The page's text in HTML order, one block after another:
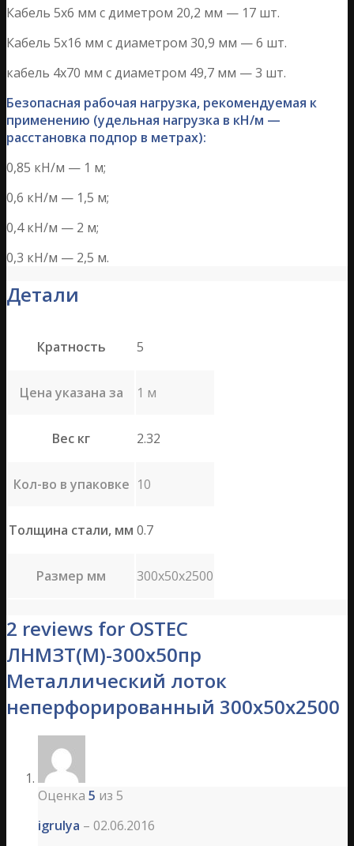
Кабель 5х6 мм с диметром 20,2 мм — 17 шт.
Кабель 5х16 мм с диаметром 30,9 мм — 6 шт.
кабель 4х70 мм с диаметром 49,7 мм — 3 шт.
Безопасная рабочая нагрузка, рекомендуемая к
применению (удельная нагрузка в кН/м —
расстановка подпор в метрах):
0,85 кН/м — 1 м;
0,6 кН/м — 1,5 м;
0,4 кН/м — 2 м;
0,3 кН/м — 2,5 м.
Детали
Кратность 5
Цена указана за 1 м
Вес кг 2.32
Кол-во в упаковке 10
Толщина стали, мм 0.7
Размер мм 300х50х2500
2 reviews for OSTEC
ЛНМЗТ(М)-300х50пр
Металлический лоток
неперфорированный 300х50х2500
Оценка 5 из 5
igrulya – 02.06.2016